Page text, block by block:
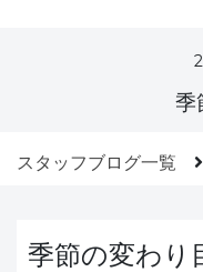
季
スタッフブログ一覧
季節の変わり